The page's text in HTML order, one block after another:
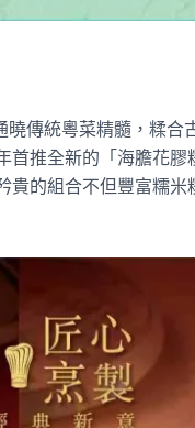
傳統粵菜精髓，糅合
首推全新的「海膽花膠
貴的組合不但豐富糯米